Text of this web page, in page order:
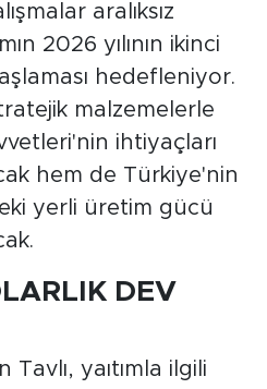
aralıksız
2026 yılının ikinci
hedefleniyor.
malzemelerle
ihtiyaçları
hem de Türkiye'nin
yerli üretim gücü
DEV
yaıtımla ilgili